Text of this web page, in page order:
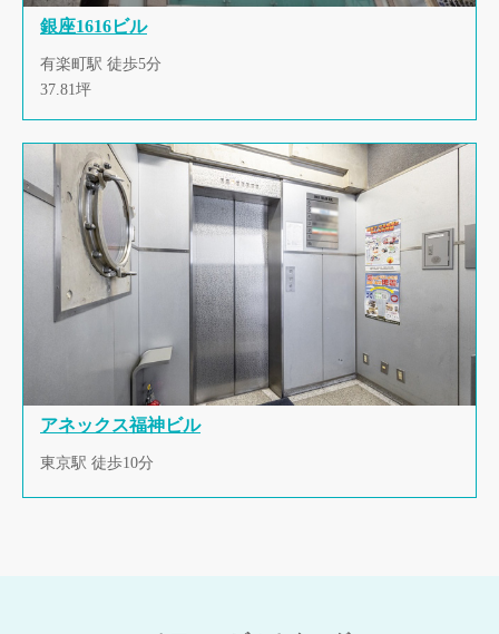
銀座1616ビル
有楽町駅 徒歩5分
37.81坪
アネックス福神ビル
東京駅 徒歩10分